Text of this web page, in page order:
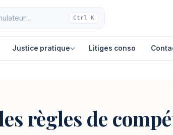
Ctrl K
Justice pratique Litiges conso
règles de